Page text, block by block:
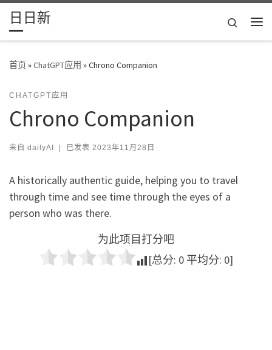
Skip to content
日日新
Search
首页»ChatGPT应用 »Chrono Companion
CHATGPT应用
Chrono Companion
来自 dailyAI | 已发表 2023年11月28日
A historically authentic guide, helping you to travel
through time and see time through the eyes of a
person who was there.
为此项目打分吧
[总分: 0 平均分: 0]